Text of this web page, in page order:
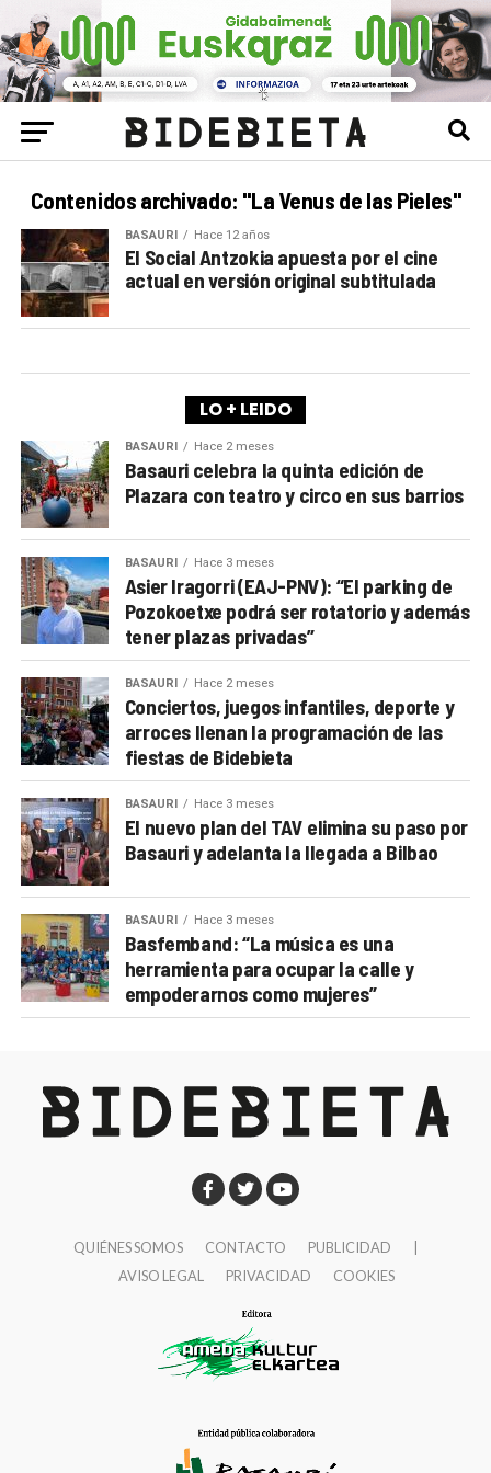
Contenidos archivado: "La Venus de las Pieles"
BASAURI Hace 12 años
El Social Antzokia apuesta por el cine
actual en versión original subtitulada
LO + LEIDO
BASAURI Hace 2 meses
Basauri celebra la quinta edición de
Plazara con teatro y circo en sus barrios
BASAURI Hace 3 meses
Asier Iragorri (EAJ-PNV): “El parking de
Pozokoetxe podrá ser rotatorio y además
tener plazas privadas”
BASAURI Hace 2 meses
Conciertos, juegos infantiles, deporte y
arroces llenan la programación de las
fiestas de Bidebieta
BASAURI Hace 3 meses
El nuevo plan del TAV elimina su paso por
Basauri y adelanta la llegada a Bilbao
BASAURI Hace 3 meses
Basfemband: “La música es una
herramienta para ocupar la calle y
empoderarnos como mujeres”
QUIÉNES SOMOS CONTACTO PUBLICIDAD
AVISO LEGAL
PRIVACIDAD COOKIES